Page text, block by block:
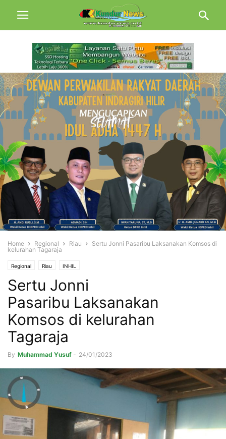
Home Regional Riau
Sertu Jonni Pasaribu Laksanakan Komsos di
kelurahan Tagaraja
Regional Riau INHIL
Sertu Jonni
Pasaribu Laksanakan
Komsos di kelurahan
Tagaraja
By Muhammad Yusuf - 24/01/2023